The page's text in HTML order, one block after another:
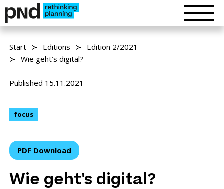
Start Editions
Edition 2/2021
Wie geht’s digital?
Published 15.11.2021
focus
PDF Download
Wie geht's digital?